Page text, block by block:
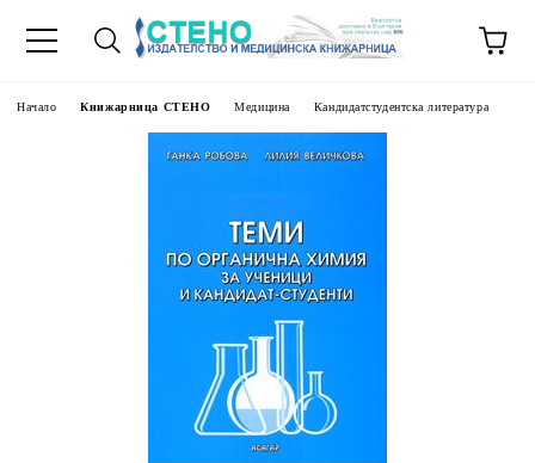
Начало Книжарница СТЕНО Медицина Кандидатстудентска литература